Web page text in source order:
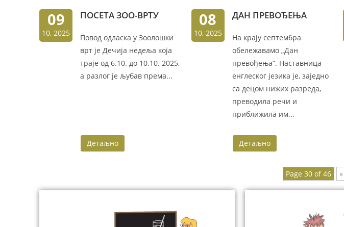
09
10, 2025
ПОСЕТА ЗОО-ВРТУ
Повод одласка у Зоолошки
врт је Дечија недеља која
траје од 6.10. до 10.10. 2025,
а разлог је љубав према...
Детаљно
08
10, 2025
ДАН ПРЕВОЂЕЊА
На крају септембра
обележавамо „Дан
превођења”. Наставница
енглеског језика је, заједно
са децом нижих разреда,
преводила речи и
приближила им...
Детаљно
Page 30 of 46